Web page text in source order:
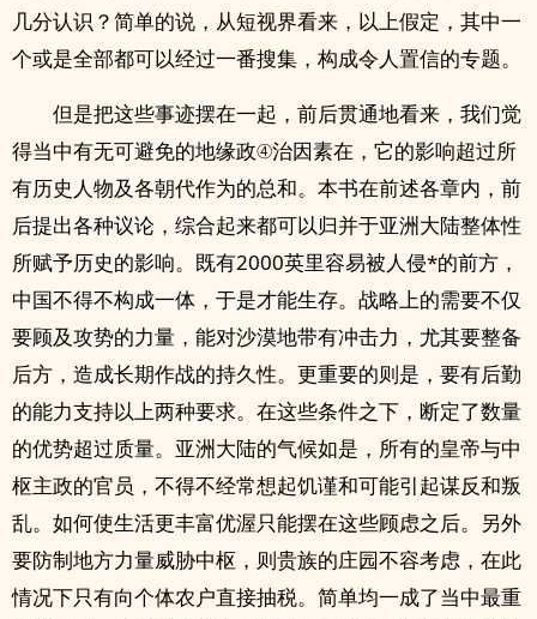
几分认识？简单的说，从短视界看来，以上假定，其中一
个或是全部都可以经过一番搜集，构成令人置信的专题。
但是把这些事迹摆在一起，前后贯通地看来，我们觉
得当中有无可避免的地缘政④治因素在，它的影响超过所
有历史人物及各朝代作为的总和。本书在前述各章内，前
后提出各种议论，综合起来都可以归并于亚洲大陆整体性
所赋予历史的影响。既有2000英里容易被人侵*的前方，
中国不得不构成一体，于是才能生存。战略上的需要不仅
要顾及攻势的力量，能对沙漠地带有冲击力，尤其要整备
后方，造成长期作战的持久性。更重要的则是，要有后勤
的能力支持以上两种要求。在这些条件之下，断定了数量
的优势超过质量。亚洲大陆的气候如是，所有的皇帝与中
枢主政的官员，不得不经常想起饥谨和可能引起谋反和叛
乱。如何使生活更丰富优渥只能摆在这些顾虑之后。另外
要防制地方力量威胁中枢，则贵族的庄园不容考虑，在此
情况下只有向个体农户直接抽税。简单均一成了当中最重